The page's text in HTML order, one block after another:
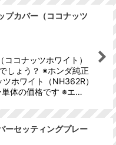
プカバー（ココナッツ
コナッツホワイト）
しょう？ ※ホンダ純正
ホワイト（NH362R）
体の価格です ※エ…
ーセッティングプレー